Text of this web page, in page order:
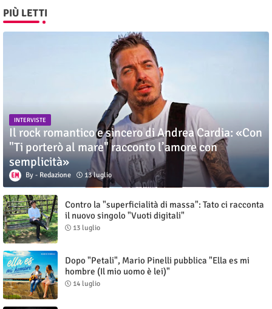
PIÙ LETTI
INTERVISTE
Il rock romantico e sincero di Andrea Cardia: «Con
"Ti porterò al mare" racconto l’amore con
semplicità»
Redazione 13 luglio
Contro la "superficialità di massa": Tato ci racconta
il nuovo singolo "Vuoti digitali"
13 luglio
Dopo "Petali", Mario Pinelli pubblica "Ella es mi
hombre (Il mio uomo è lei)"
14 luglio